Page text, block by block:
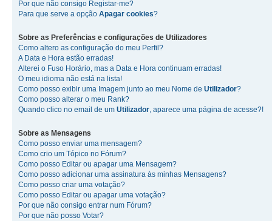
Por que não consigo Registar-me?
Para que serve a opção Apagar cookies?
Sobre as Preferências e configurações de Utilizadores
Como altero as configuração do meu Perfil?
A Data e Hora estão erradas!
Alterei o Fuso Horário, mas a Data e Hora continuam erradas!
O meu idioma não está na lista!
Como posso exibir uma Imagem junto ao meu Nome de Utilizador?
Como posso alterar o meu Rank?
Quando clico no email de um Utilizador, aparece uma página de acesse?!
Sobre as Mensagens
Como posso enviar uma mensagem?
Como crio um Tópico no Fórum?
Como posso Editar ou apagar uma Mensagem?
Como posso adicionar uma assinatura às minhas Mensagens?
Como posso criar uma votação?
Como posso Editar ou apagar uma votação?
Por que não consigo entrar num Fórum?
Por que não posso Votar?